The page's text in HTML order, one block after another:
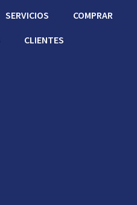
SERVICIOS COMPRAR
CLIENTES